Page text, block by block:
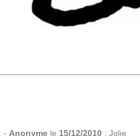
- Anonyme le 15/12/2010 : Jolie